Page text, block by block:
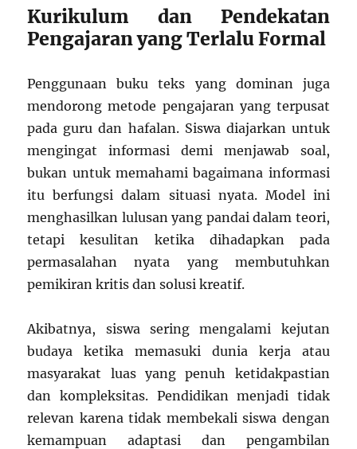
Kurikulum dan Pendekatan
Pengajaran yang Terlalu Formal
Penggunaan buku teks yang dominan juga
mendorong metode pengajaran yang terpusat
pada guru dan hafalan. Siswa diajarkan untuk
mengingat informasi demi menjawab soal,
bukan untuk memahami bagaimana informasi
itu berfungsi dalam situasi nyata. Model ini
menghasilkan lulusan yang pandai dalam teori,
tetapi kesulitan ketika dihadapkan pada
permasalahan nyata yang membutuhkan
pemikiran kritis dan solusi kreatif.
Akibatnya, siswa sering mengalami kejutan
budaya ketika memasuki dunia kerja atau
masyarakat luas yang penuh ketidakpastian
dan kompleksitas. Pendidikan menjadi tidak
relevan karena tidak membekali siswa dengan
kemampuan adaptasi dan pengambilan